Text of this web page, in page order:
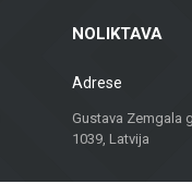
NOLIKTAVA
Adrese
Gustava Zemgala
1039, Latvija